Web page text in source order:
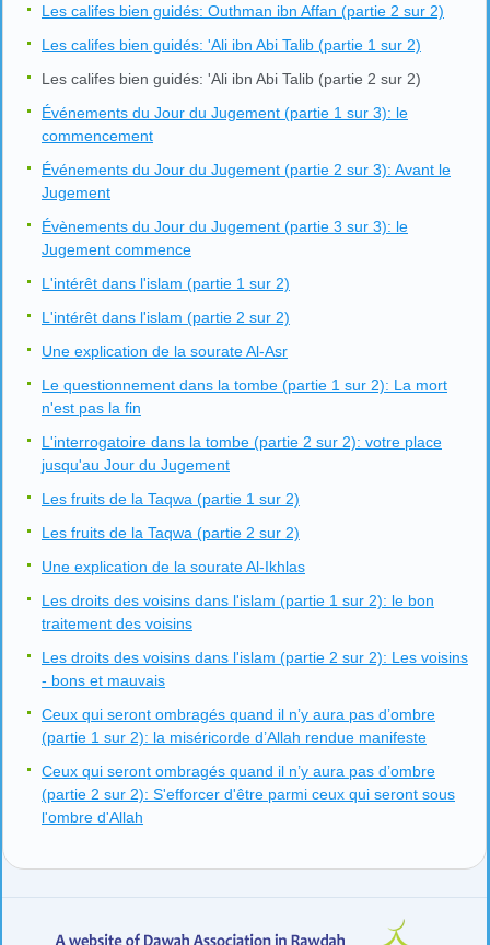
Les califes bien guidés: Outhman ibn Affan (partie 2 sur 2)
Les califes bien guidés: 'Ali ibn Abi Talib (partie 1 sur 2)
Les califes bien guidés: 'Ali ibn Abi Talib (partie 2 sur 2)
Événements du Jour du Jugement (partie 1 sur 3): le
commencement
Événements du Jour du Jugement (partie 2 sur 3): Avant le
Jugement
Évènements du Jour du Jugement (partie 3 sur 3): le
Jugement commence
L'intérêt dans l'islam (partie 1 sur 2)
L'intérêt dans l'islam (partie 2 sur 2)
Une explication de la sourate Al-Asr
Le questionnement dans la tombe (partie 1 sur 2): La mort
n'est pas la fin
L'interrogatoire dans la tombe (partie 2 sur 2): votre place
jusqu'au Jour du Jugement
Les fruits de la Taqwa (partie 1 sur 2)
Les fruits de la Taqwa (partie 2 sur 2)
Une explication de la sourate Al-Ikhlas
Les droits des voisins dans l'islam (partie 1 sur 2): le bon
traitement des voisins
Les droits des voisins dans l'islam (partie 2 sur 2): Les voisins
- bons et mauvais
Ceux qui seront ombragés quand il n’y aura pas d’ombre
(partie 1 sur 2): la miséricorde d’Allah rendue manifeste
Ceux qui seront ombragés quand il n’y aura pas d’ombre
(partie 2 sur 2): S'efforcer d'être parmi ceux qui seront sous
l'ombre d'Allah